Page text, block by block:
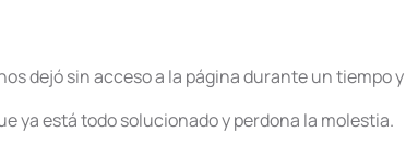
dejó sin acceso a la página durante un tiempo
ya está todo solucionado y perdona la molestia.